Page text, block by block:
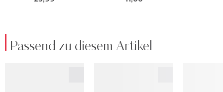
Passend zu diesem Artikel